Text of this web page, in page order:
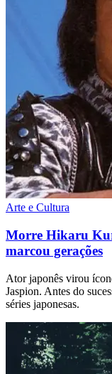
Arte e Cultura
Morre Hikaru
marcou gerações
Ator japonês virou
Jaspion. Antes do
séries japonesas.